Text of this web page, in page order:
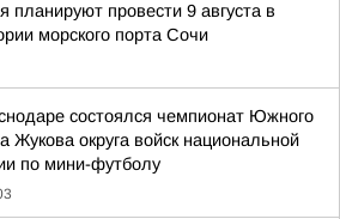
планируют провести 9 августа в
морского порта Сочи
состоялся чемпионат Южного
Жукова округа войск национальной
по мини-футболу